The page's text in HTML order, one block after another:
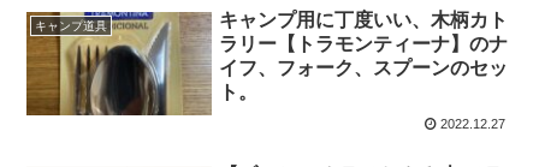
キャンプ道具
キャンプ用に丁度いい、木柄カト
ラリー【トラモンティーナ】のナ
イフ、フォーク、スプーンのセッ
ト。
2022.12.27